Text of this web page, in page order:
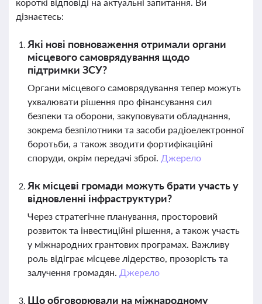
дізнаєтесь:
Які нові повноваження отримали органи
місцевого самоврядування щодо
підтримки ЗСУ?
Органи місцевого самоврядування тепер можуть
ухвалювати рішення про фінансування сил
безпеки та оборони, закуповувати обладнання,
зокрема безпілотники та засоби радіоелектронної
боротьби, а також зводити фортифікаційні
споруди, окрім передачі зброї. Джерело
Як місцеві громади можуть брати участь у
відновленні інфраструктури?
Через стратегічне планування, просторовий
розвиток та інвестиційні рішення, а також участь
у міжнародних грантових програмах. Важливу
роль відіграє місцеве лідерство, прозорість та
залучення громадян. Джерело
Що обговорювали на міжнародному